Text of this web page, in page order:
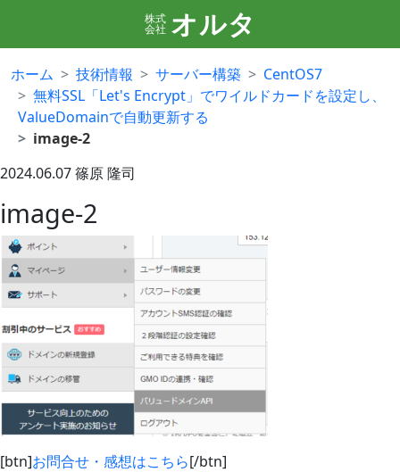
株式
会社 オルタ
ホーム 技術情報 サーバー構築
CentOS7
無料SSL「Let's Encrypt」でワイルドカードを設定し、
ValueDomainで自動更新する
image-2
2024.06.07篠原 隆司
image-2
[btn]お問合せ・感想はこちら[/btn]